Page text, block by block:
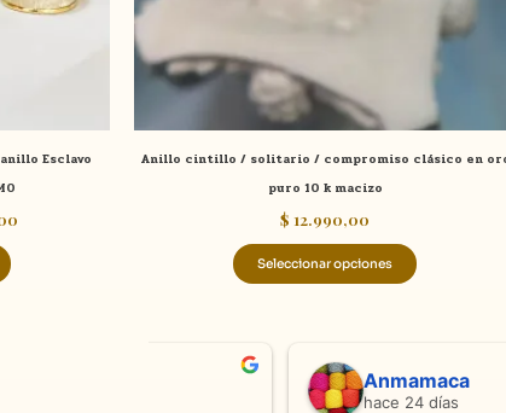
Esclavo
elegir
de
producto
Anillo cintillo / solitario / compromiso clásico en
puro 10 k macizo
$ 12.990,00
Seleccionar opciones
elegir
de
producto
Sandra Ramos
hace 4 meses